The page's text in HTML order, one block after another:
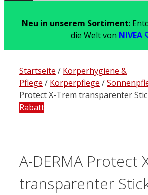
Neu in unserem Sortiment:
die Welt von NIVEA
Startseite / Körperhygiene &
Pflege / Körperpflege /
Protect X-Trem transparenter
Rabatt
A-DERMA Protect
transparenter